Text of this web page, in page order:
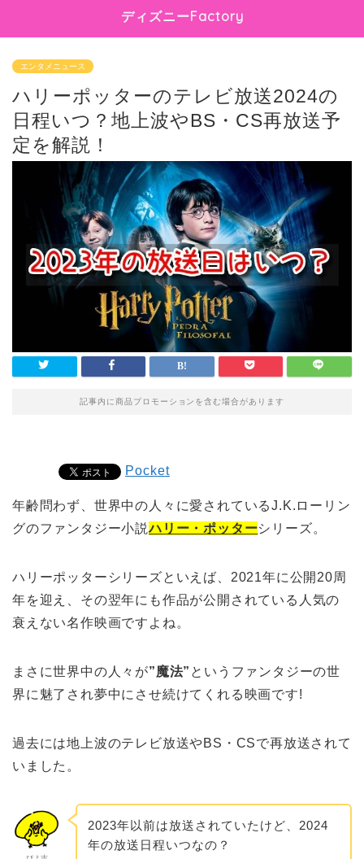
ディズニーFactory
エンタメニュース
ハリーポッターのテレビ放送2024の
日程いつ？地上波やBS・CS再放送予
定を解説！
記事内に商品プロモーションを含む場合があります
Pocket
年齢問わず、世界中の人々に愛されているJ.K.ローリン
グのファンタジー小説ハリー・ポッターシリーズ。
ハリーポッターシリーズといえば、2021年に公開20周
年を迎え、その翌年にも作品が公開されている人気の
衰えない名作映画ですよね。
まさに世界中の人々が”魔法” というファンタジーの世
界に魅了され夢中にさせ続けてくれる映画です!
過去には地上波のテレビ放送やBS・CSで再放送されて
いました。
2023年以前は放送されていたけど、2024
年の放送日程いつなの？